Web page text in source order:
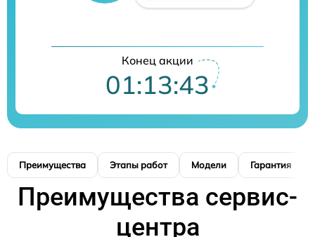
Конец акции
01:13:42
Преимущества Этапы работ Модели Гарантия
Преимущества сервис-
центра